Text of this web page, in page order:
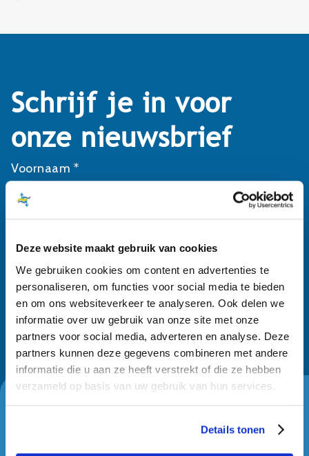
Deze website maakt gebruik van cookies
We gebruiken cookies om content en advertenties te
personaliseren, om functies voor social media te bieden
en om ons websiteverkeer te analyseren. Ook delen we
informatie over uw gebruik van onze site met onze
partners voor social media, adverteren en analyse. Deze
partners kunnen deze gegevens combineren met andere
informatie die u aan ze heeft verstrekt of die ze hebben
verzameld op basis van uw gebruik van hun services.
Details tonen
Schrijf je in voor
onze nieuwsbrief
Voornaam *